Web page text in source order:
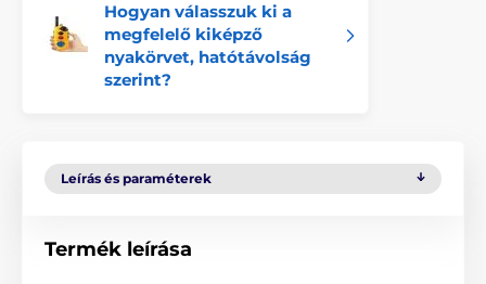
Hogyan válasszuk ki a
megfelelő kiképző
nyakörvet, hatótávolság
szerint?
Leírás és paraméterek
Termék leírása